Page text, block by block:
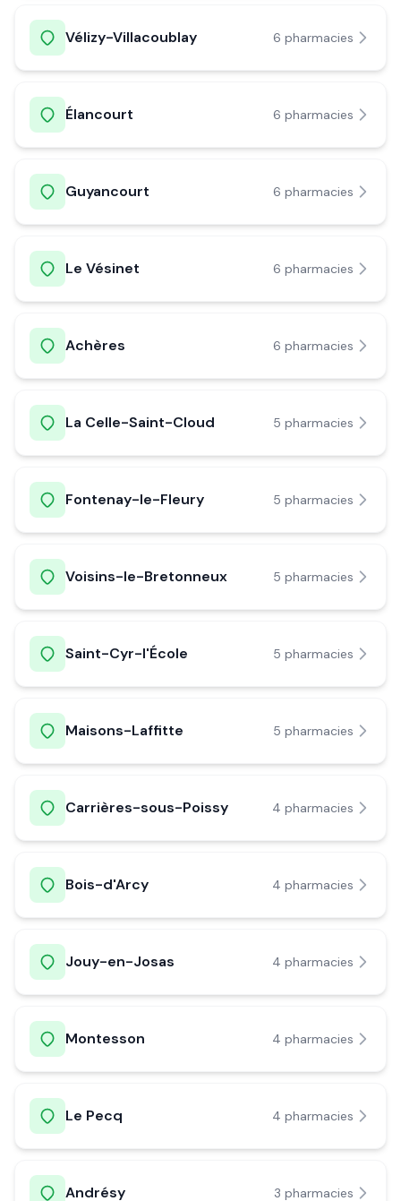
Vélizy-Villacoublay 6 pharmacies
Élancourt 6 pharmacies
Guyancourt 6 pharmacies
Le Vésinet 6 pharmacies
Achères 6 pharmacies
La Celle-Saint-Cloud 5 pharmacies
Fontenay-le-Fleury 5 pharmacies
Voisins-le-Bretonneux 5 pharmacies
Saint-Cyr-l'École 5 pharmacies
Maisons-Laffitte 5 pharmacies
Carrières-sous-Poissy 4 pharmacies
Bois-d'Arcy 4 pharmacies
Jouy-en-Josas 4 pharmacies
Montesson 4 pharmacies
Le Pecq 4 pharmacies
Andrésy 3 pharmacies